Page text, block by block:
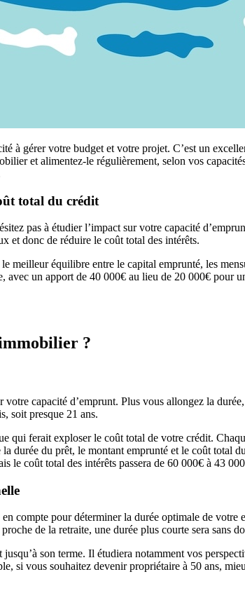
à gérer votre budget et votre projet. C’est un
et alimentez-le régulièrement, selon vos
total du crédit
pas à étudier l’impact sur votre capacité
et donc de réduire le coût total des intérêts.
meilleur équilibre entre le capital emprunté, les
un apport de 40 000€ au lieu de 20 000€ pour
?
capacité d’emprunt. Plus vous allongez la
soit presque 21 ans.
qui ferait exploser le coût total de votre crédit.
durée du prêt, le montant emprunté et le coût total
le coût total des intérêts passera de 60 000€ à 43
compte pour déterminer la durée optimale de
de la retraite, une durée plus courte sera sans
son terme. Il étudiera notamment vos
si vous souhaitez devenir propriétaire à 50 ans,